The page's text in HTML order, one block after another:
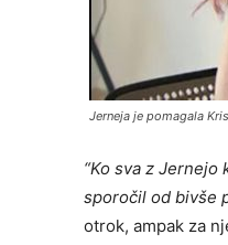
Jerneja je pomagala
“Ko sva z Jernejo
sporočil od bivše
otrok, ampak za